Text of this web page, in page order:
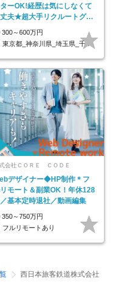
ーOK!経歴は気にしなくて
夫★超大手リクルートグル
の正社員/sg
300～600万円
東京都_神奈川県_埼玉県_千葉県_大阪府…
会社ＣＯＲＥ ＣＯＤＥ
デザイナー◆HP制作＊フ
モート＆副業OK！年休128
／基本定時退社／動画編集
350～750万円
フルリモートあり
西日本旅客鉄道株式会社